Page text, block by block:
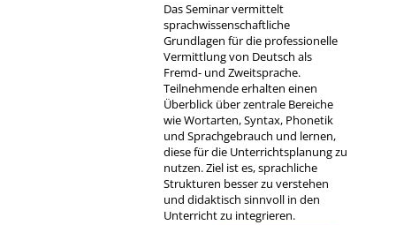
Das Seminar vermittelt
sprachwissenschaftliche
Grundlagen für die professionelle
Vermittlung von Deutsch als
Fremd- und Zweitsprache.
Teilnehmende erhalten einen
Überblick über zentrale Bereiche
wie Wortarten, Syntax, Phonetik
und Sprachgebrauch und lernen,
diese für die Unterrichtsplanung zu
nutzen. Ziel ist es, sprachliche
Strukturen besser zu verstehen
und didaktisch sinnvoll in den
Unterricht zu integrieren.